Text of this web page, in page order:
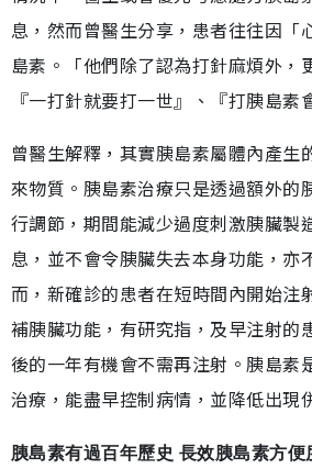
息，然而曾醫生分享，患者往往因「
島素。「他們除了認為打針麻煩外，
『一打針就要打一世』、『打胰島素
曾醫生解釋，其實胰島素屬體內產生
來物質。胰島素治療只是透過額外的
行調節，期間能減少過度刺激胰臟製
息，並不會令胰臟失去本身功能，亦
而，新確診的患者在短時間內開始注
補胰臟功能，有研究指，及早注射的
後的一年有機會不需再注射。胰島素
治療，能盡早控制病情，並降低出現
胰島素有過百年歷史 長效胰島素方